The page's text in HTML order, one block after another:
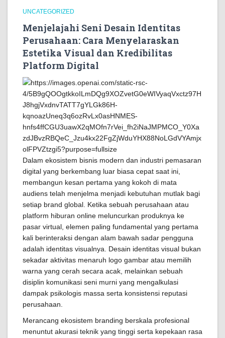
UNCATEGORIZED
Menjelajahi Seni Desain Identitas
Perusahaan: Cara Menyelaraskan
Estetika Visual dan Kredibilitas
Platform Digital
Dalam ekosistem bisnis modern dan industri pemasaran
digital yang berkembang luar biasa cepat saat ini,
membangun kesan pertama yang kokoh di mata
audiens telah menjelma menjadi kebutuhan mutlak bagi
setiap brand global. Ketika sebuah perusahaan atau
platform hiburan online meluncurkan produknya ke
pasar virtual, elemen paling fundamental yang pertama
kali berinteraksi dengan alam bawah sadar pengguna
adalah identitas visualnya. Desain identitas visual bukan
sekadar aktivitas menaruh logo gambar atau memilih
warna yang cerah secara acak, melainkan sebuah
disiplin komunikasi seni murni yang mengalkulasi
dampak psikologis massa serta konsistensi reputasi
perusahaan.
Merancang ekosistem branding berskala profesional
menuntut akurasi teknik yang tinggi serta kepekaan rasa